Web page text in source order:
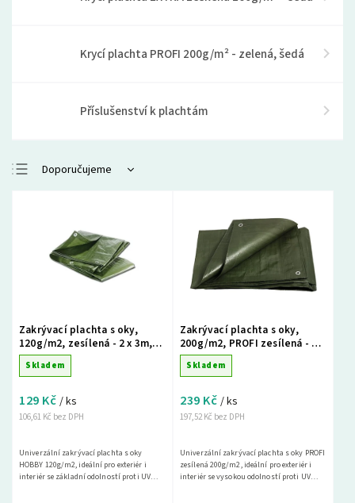
Krycí plachta PROFI 200g/m² - zelená, šedá
Příslušenství k plachtám
Doporučujeme
Nejprodávanější
Abecedně
Zakrývací plachta s oky,
120g/m2, zesílená - 2 x 3m,
zelená
Skladem
106,61 Kč bez DPH
129 Kč / ks
Univerzální zakrývací plachta s oky
HOBBY 120g/m2, ideální pro exteriér i
interiér se základní odolností proti UV
Zakrývací plachta s oky,
200g/m2, PROFI zesílená - 2 x
3m, zelená
Skladem
197,52 Kč bez DPH
239 Kč / ks
Univerzální zakrývací plachta s oky PROFI
zesílená 200g/m2, ideální pro exteriér i
interiér se vysokou odolností proti UV